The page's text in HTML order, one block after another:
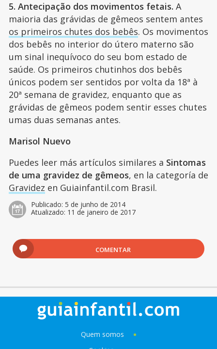
5. Antecipação dos movimentos fetais. A
maioria das grávidas de gêmeos sentem antes
os primeiros chutes dos bebês. Os movimentos
dos bebês no interior do útero materno são
um sinal inequívoco do seu bom estado de
saúde. Os primeiros chutinhos dos bebês
únicos podem ser sentidos por volta da 18ª à
20ª semana de gravidez, enquanto que as
grávidas de gêmeos podem sentir esses chutes
umas duas semanas antes.
Marisol Nuevo
Puedes leer más artículos similares a Sintomas
de uma gravidez de gêmeos, en la categoría de
Gravidez en Guiainfantil.com Brasil.
Publicado: 5 de junho de 2014
Atualizado: 11 de janeiro de 2017
COMENTAR
Quem somos